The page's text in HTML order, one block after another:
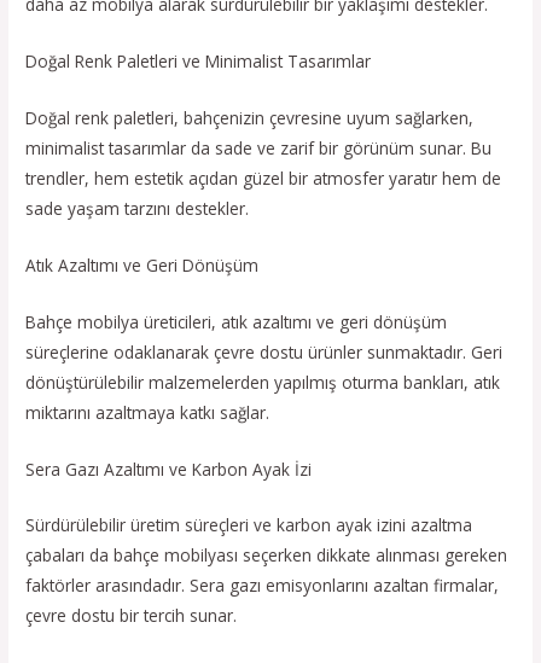
Doğal Renk Paletleri ve Minimalist Tasarımlar
Doğal renk paletleri, bahçenizin çevresine uyum sağlarken,
minimalist tasarımlar da sade ve zarif bir görünüm sunar. Bu
trendler, hem estetik açıdan güzel bir atmosfer yaratır hem de
sade yaşam tarzını destekler.
Atık Azaltımı ve Geri Dönüşüm
Bahçe mobilya üreticileri, atık azaltımı ve geri dönüşüm
süreçlerine odaklanarak çevre dostu ürünler sunmaktadır. Geri
dönüştürülebilir malzemelerden yapılmış oturma bankları, atık
miktarını azaltmaya katkı sağlar.
Sera Gazı Azaltımı ve Karbon Ayak İzi
Sürdürülebilir üretim süreçleri ve karbon ayak izini azaltma
çabaları da bahçe mobilyası seçerken dikkate alınması gereken
faktörler arasındadır. Sera gazı emisyonlarını azaltan firmalar,
çevre dostu bir tercih sunar.